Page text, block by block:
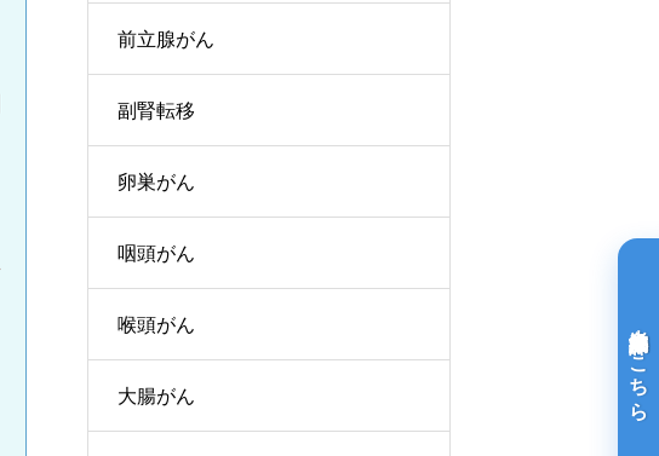
前立腺がん
副腎転移
卵巣がん
咽頭がん
喉頭がん
大腸がん 光免疫療法詳細はこちら